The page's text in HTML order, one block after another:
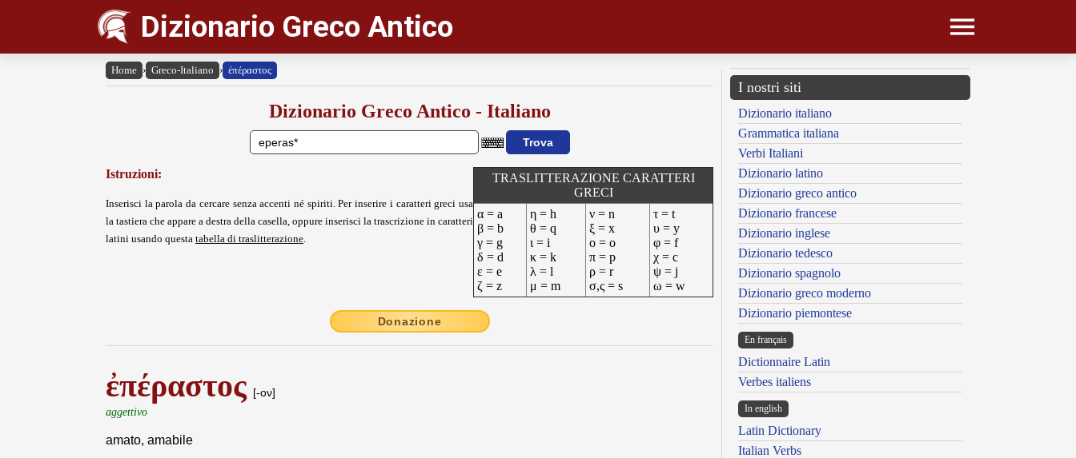
Dizionario Greco Antico
Home › Greco-Italiano › ἐπέραστος
Dizionario Greco Antico - Italiano
Istruzioni:
Inserisci la parola da cercare senza accenti né spiriti. Per inserire i caratteri greci usa
la tastiera che appare a destra della casella, oppure inserisci la trascrizione in caratteri
latini usando questa tabella di traslitterazione.
TRASLITTERAZIONE CARATTERI
GRECI
α = a
β = b
γ = g
δ = d
ε = e
ζ = z
η = h
θ = q
ι = i
κ = k
λ = l
μ = m
ν = n
ξ = x
ο = o
π = p
ρ = r
σ,ς = s
τ = t
υ = y
φ = f
χ = c
ψ = j
ω = w
Donazione
ἐπέραστος [-ον]
aggettivo
amato, amabile
I nostri siti
Dizionario italiano
Grammatica italiana
Verbi Italiani
Dizionario latino
Dizionario greco antico
Dizionario francese
Dizionario inglese
Dizionario tedesco
Dizionario spagnolo
Dizionario greco moderno
Dizionario piemontese
En français
Dictionnaire Latin
Verbes italiens
In english
Latin Dictionary
Italian Verbs